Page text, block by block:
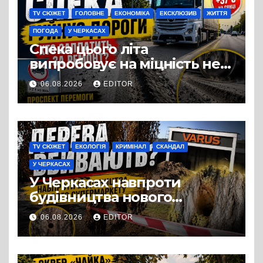
TV СЮЖЕТ ГОЛОВНЕ ЕКОНОМІКА ЕКСКЛЮЗИВ ЖИТТЯ
ПОГОДА У ЧЕРКАСАХ
Спека цього літа
випробовує на міцність не
лише людей, а й дороги
Черкас
06.08.2026 EDITOR
TV СЮЖЕТ ЕКОЛОГІЯ КРИМІНАЛ СКАНДАЛ
У ЧЕРКАСАХ
У Черкасах навпроти
будівництва нового
супермаркету VARUS на
проспекті Перемоги всохли
дерева. І це навряд чи
можна назвати
06.08.2026 EDITOR